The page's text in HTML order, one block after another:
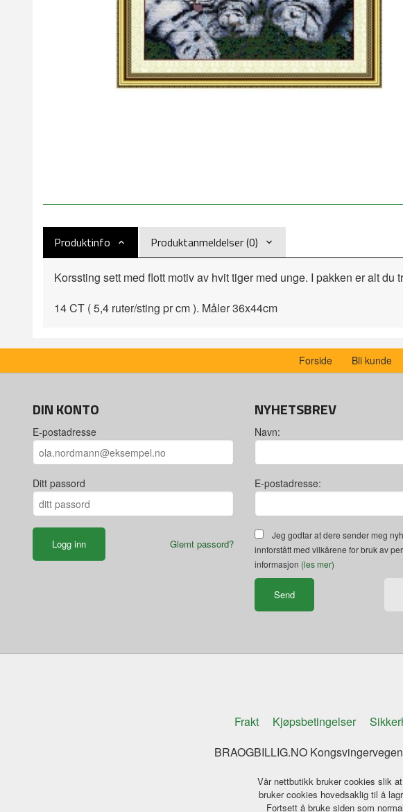
Produktinfo Produktanmeldelser (0)
Korssting sett med flott motiv av hvit tiger med unge. I pakken er alt du
14 CT ( 5,4 ruter/sting pr cm ). Måler 36x44cm
Forside Bli kunde
DIN KONTO
E-postadresse
Ditt passord
Glemt passord?
NYHETSBREV
Navn:
E-postadresse:
Jeg godtar at dere sender meg
innforstått med vilkårene for bruk av
informasjon (les mer)
Frakt Kjøpsbetingelser
BRAOGBILLIG.NO
Vår nettbutikk bruker cookies slik
bruker cookies hovedsaklig til å
Fortsett å bruke siden som